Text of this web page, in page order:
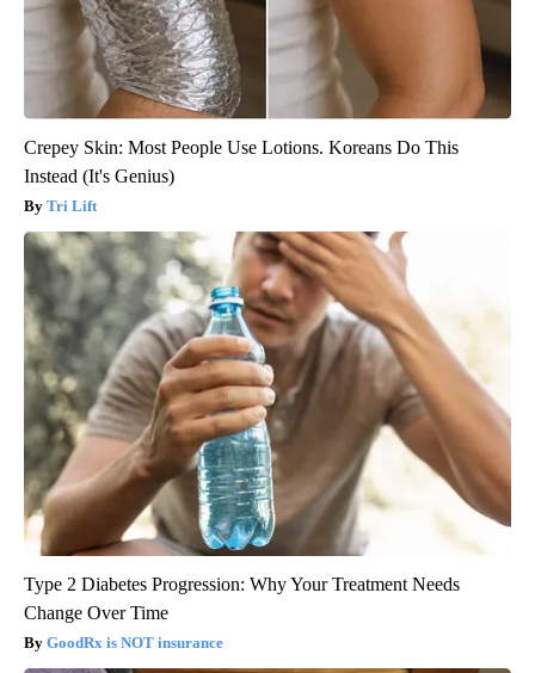
Crepey Skin: Most People Use Lotions. Koreans Do This
Instead (It's Genius)
Tri Lift
Type 2 Diabetes Progression: Why Your Treatment Needs
Change Over Time
GoodRx is NOT insurance